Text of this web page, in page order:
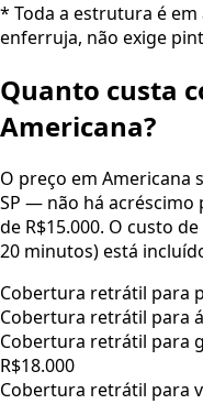
* Toda a estrutura é
enferruja, não exige
Quanto custa
Americana?
O preço em Americana
SP — não há
de R$15.000. O custo
20 minutos) está
Cobertura retrátil para
Cobertura retrátil para
Cobertura retrátil para
R$18.000
Cobertura retrátil para